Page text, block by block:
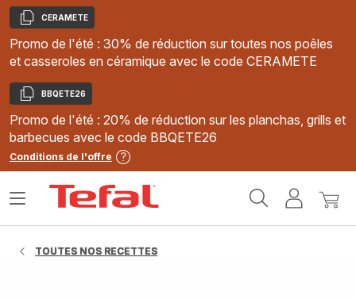
Copier
CERAMETE
Promo de l'été : 30% de réduction sur toutes nos poêles
et casseroles en céramique avec le code CERAMETE
Copier
BBQETE26
Promo de l'été : 20% de réduction sur les planchas, grills et
barbecues avec le code BBQETE26
Conditions de l'offre
MonMon
Ouvrir
TOUTES NOS RECETTES